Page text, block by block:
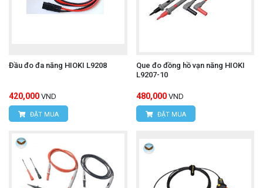
Đầu đo đa năng HIOKI L9208
420,000 VND
ĐẶT MUA
Que đo đồng hồ vạn năng HIOKI
L9207-10
480,000 VND
ĐẶT MUA